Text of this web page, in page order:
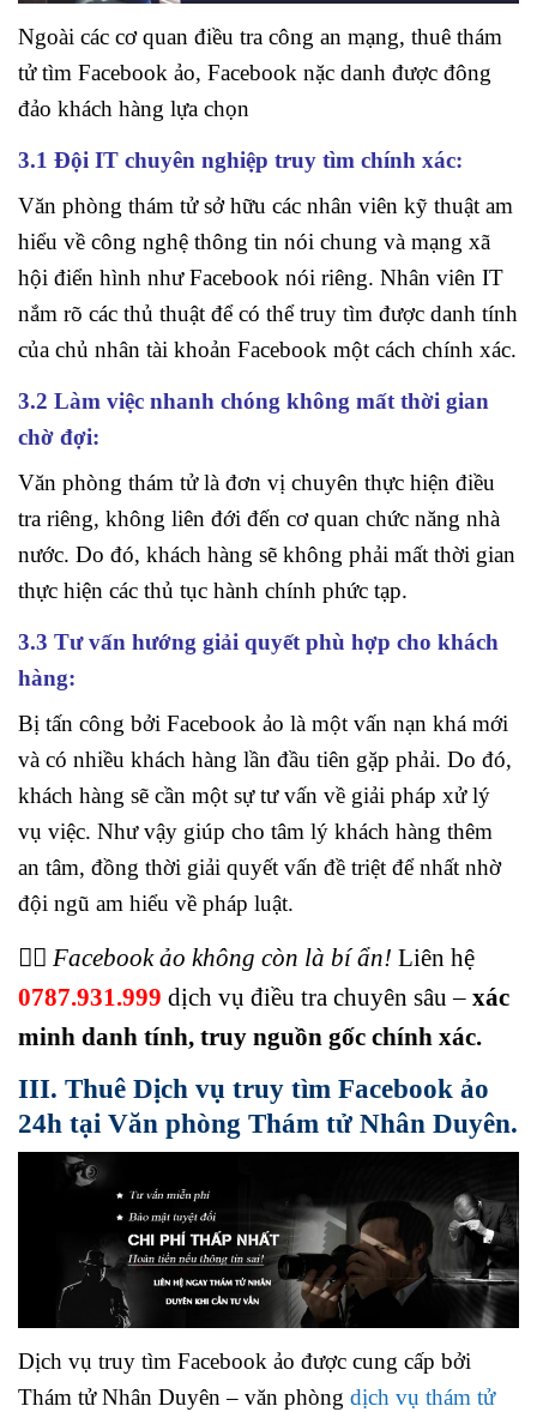
Ngoài các cơ quan điều tra công an mạng, thuê thám
tử tìm Facebook ảo, Facebook nặc danh được đông
đảo khách hàng lựa chọn
3.1 Đội IT chuyên nghiệp truy tìm chính xác:
Văn phòng thám tử sở hữu các nhân viên kỹ thuật am
hiểu về công nghệ thông tin nói chung và mạng xã
hội điển hình như Facebook nói riêng. Nhân viên IT
nắm rõ các thủ thuật để có thể truy tìm được danh tính
của chủ nhân tài khoản Facebook một cách chính xác.
3.2 Làm việc nhanh chóng không mất thời gian
chờ đợi:
Văn phòng thám tử là đơn vị chuyên thực hiện điều
tra riêng, không liên đới đến cơ quan chức năng nhà
nước. Do đó, khách hàng sẽ không phải mất thời gian
thực hiện các thủ tục hành chính phức tạp.
3.3 Tư vấn hướng giải quyết phù hợp cho khách
hàng:
Bị tấn công bởi Facebook ảo là một vấn nạn khá mới
và có nhiều khách hàng lần đầu tiên gặp phải. Do đó,
khách hàng sẽ cần một sự tư vấn về giải pháp xử lý
vụ việc. Như vậy giúp cho tâm lý khách hàng thêm
an tâm, đồng thời giải quyết vấn đề triệt để nhất nhờ
đội ngũ am hiểu về pháp luật.
🕵️‍♂️ Facebook ảo không còn là bí ẩn! Liên hệ
0787.931.999 dịch vụ điều tra chuyên sâu – xác
minh danh tính, truy nguồn gốc chính xác.
III. Thuê Dịch vụ truy tìm Facebook ảo
24h tại Văn phòng Thám tử Nhân Duyên.
Dịch vụ truy tìm Facebook ảo được cung cấp bởi
Thám tử Nhân Duyên – văn phòng dịch vụ thám tử